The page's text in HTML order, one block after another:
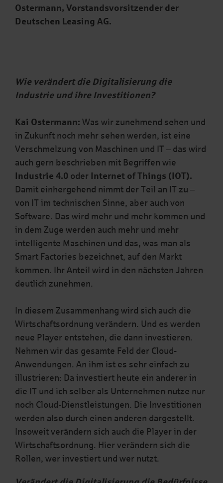
Ostermann, Vorstandsvorsitzender der
Deutschen Leasing AG.
Wie verändert die Digitalisierung die
Industrie und ihre Investitionen?
Kai Ostermann: Was wir zunehmend sehen und
in Zukunft noch mehr sehen werden, ist eine
Verschmelzung von Maschinen und IT – das wird
auch gern beschrieben mit Begriffen wie
Industrie 4.0 oder Internet of Things (IOT).
Damit einhergehend nimmt der Teil an IT zu –
von IT im technischen Sinne, aber auch von
Software. Das wird mehr und mehr kommen und
in dem Zuge werden auch mehr und mehr
intelligente Maschinen und das, was man als
Smart Factories bezeichnet, auf den Markt
kommen. Ihr Anteil wird in den nächsten Jahren
deutlich zunehmen.
In diesem Zusammenhang wird sich auch die
Wirtschaftsordnung verändern. Und es werden
neue Player entstehen, die dann investieren.
Nehmen wir das gesamte Feld der Cloud-
Anwendungen. An ihm ist es sehr einfach zu
illustrieren: Da investiert heute ein anderer in
die IT und ich selber als Unternehmen nutze nur
noch Cloud-Dienstleistungen. Die Investitionen
werden also durch einen anderen dargestellt.
Insoweit verändern sich auch die Player in der
Wirtschaftsordnung. Hier verändern sich die
Rollen, wer investiert und wer nutzt.